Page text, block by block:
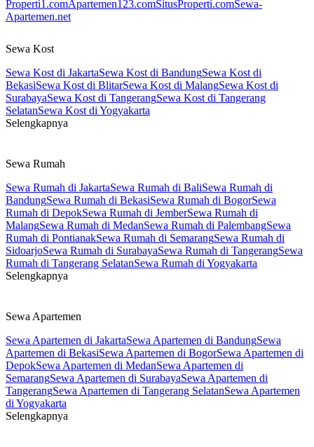
Properti1.comApartemen123.comSitusProperti.comSewa-
Apartemen.net
Sewa Kost
Sewa Kost di JakartaSewa Kost di BandungSewa Kost di
BekasiSewa Kost di BlitarSewa Kost di MalangSewa Kost di
SurabayaSewa Kost di TangerangSewa Kost di Tangerang
SelatanSewa Kost di Yogyakarta
Selengkapnya
Sewa Rumah
Sewa Rumah di JakartaSewa Rumah di BaliSewa Rumah di
BandungSewa Rumah di BekasiSewa Rumah di BogorSewa
Rumah di DepokSewa Rumah di JemberSewa Rumah di
MalangSewa Rumah di MedanSewa Rumah di PalembangSewa
Rumah di PontianakSewa Rumah di SemarangSewa Rumah di
SidoarjoSewa Rumah di SurabayaSewa Rumah di TangerangSewa
Rumah di Tangerang SelatanSewa Rumah di Yogyakarta
Selengkapnya
Sewa Apartemen
Sewa Apartemen di JakartaSewa Apartemen di BandungSewa
Apartemen di BekasiSewa Apartemen di BogorSewa Apartemen di
DepokSewa Apartemen di MedanSewa Apartemen di
SemarangSewa Apartemen di SurabayaSewa Apartemen di
TangerangSewa Apartemen di Tangerang SelatanSewa Apartemen
di Yogyakarta
Selengkapnya